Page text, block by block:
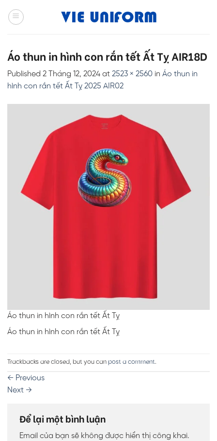
Áo thun in hình con rắn tết Ất Tỵ AIR18D
Published 2 Tháng 12, 2024 at 2523 × 2560 in Áo thun in
hình con rắn tết Ất Tỵ 2025 AIR02
Áo thun in hình con rắn tết Ất Tỵ
Áo thun in hình con rắn tết Ất Tỵ
Trackbacks are closed, but you can post a comment.
← Previous
Next →
Để lại một bình luận
Email của bạn sẽ không được hiển thị công khai.